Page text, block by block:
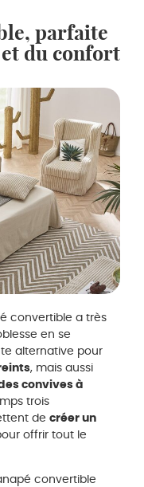
parfaite
du confort
convertible a très
en se
alternative pour
, mais aussi
convives à
trois
de créer un
offrir tout le
convertible